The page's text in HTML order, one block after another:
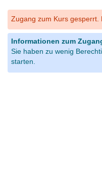
Zugang zum Kurs gesperrt.
Informationen zum
Sie haben zu wenig
starten.